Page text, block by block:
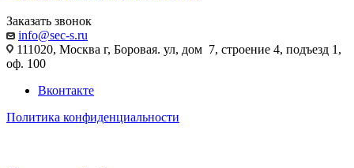
Заказать звонок
info@sec-s.ru
111020, Москва г, Боровая. ул, дом 7, строение 4, подъезд 1,
оф. 100
Вконтакте
Политика конфиденциальности